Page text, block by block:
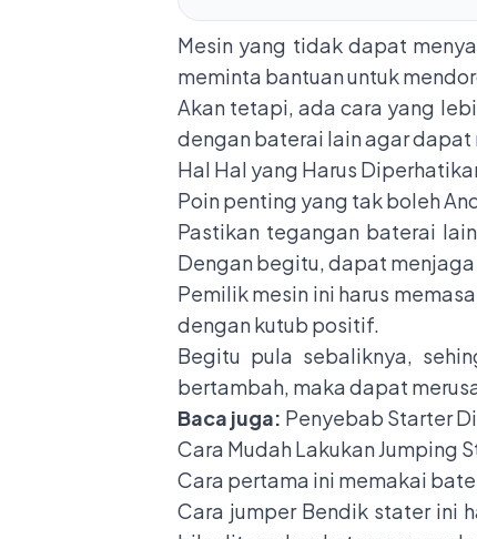
Mesin yang tidak dapat
meminta bantuan untuk
Akan tetapi, ada cara yang
dengan baterai lain agar dapat
Hal Hal yang Harus
Poin penting yang tak boleh
Pastikan tegangan baterai
Dengan begitu, dapat
Pemilik mesin ini harus
dengan kutub positif.
Begitu pula sebaliknya,
bertambah, maka dapat
Baca juga: Penyebab Starter
Cara Mudah Lakukan Jumping
Cara pertama ini memakai
Cara jumper Bendik stater ini